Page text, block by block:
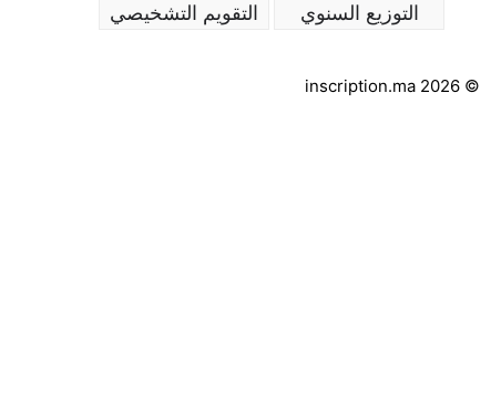
التوزيع السنوي
التقويم التشخيصي
inscription.ma 2026 ©